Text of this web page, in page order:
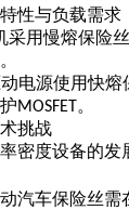
性与负载需求
采用慢熔保险
电源使用快
MOSFET。
挑战
密度设备的
动汽车保险丝需